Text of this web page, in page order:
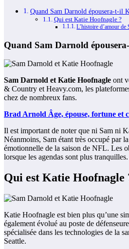
Quand Sam Darnold épousera-t-il
Qui est Katie Hoofnagle ?
L’histoire d’amour de
Quand Sam Darnold
Sam Darnold et Katie Hoofnagle ont
& Country et Heavy.com, les
chez de nombreux fans.
Brad Arnold Âge, épouse, fortune et
Il est important de noter que ni Sam ni
Néanmoins, Sam étant très occupé par
émotionnelle de la saison de NFL. Les
lorsque les agendas sont plus tranquilles.
Qui est Katie Hoofnagle
Katie Hoofnagle est bien plus qu’une
également évolué au poste de
spécialisée dans les technologies de la
Seattle.